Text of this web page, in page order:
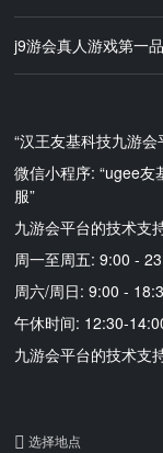
j9游会真人游戏第一
“汉王友基科技九游
微信小程序: “ugee友
服”
九游会平台的技术支
周一至周五: 9:00 -
周六/周日: 9:00 -
午休时间: 12:30-
九游会平台的技术支
选择地点